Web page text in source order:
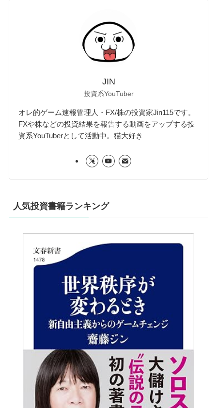
JIN
投資系YouTuber
オレ的ゲーム速報管理人・FX/株の投資家Jin115です。
FXや株などの投資結果を報告する動画をアップする投
資系YouTuberとして活動中。猫大好き
人気投資書籍ランキング